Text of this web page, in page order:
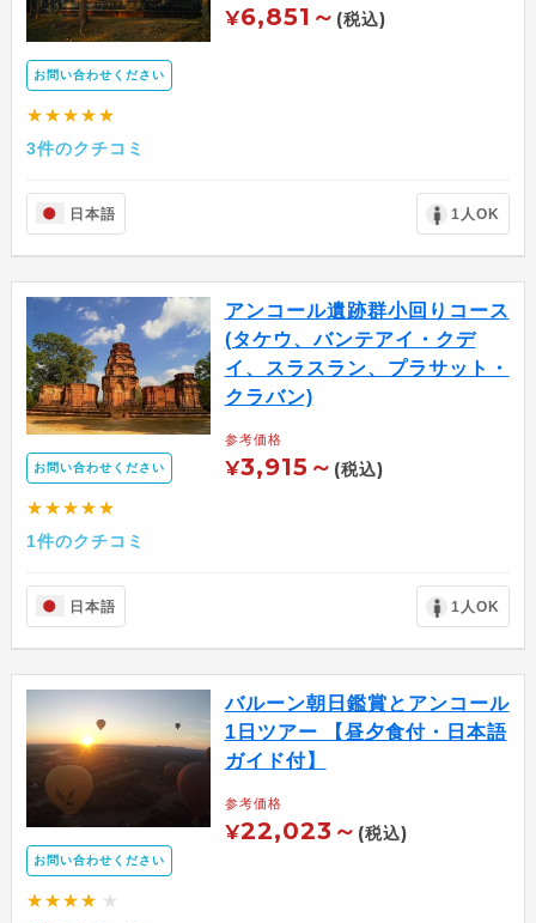
お問い合わせください
★★★★★
3件のクチコミ
¥6,851～ (税込)
日本語 1人OK
お問い合わせください
★★★★★
1件のクチコミ
アンコール遺跡群小回りコース
(タケウ、バンテアイ・クデ
イ、スラスラン、プラサット・
クラバン)
参考価格
¥3,915～ (税込)
日本語 1人OK
お問い合わせください
★★★★ ★
バルーン朝日鑑賞とアンコール
1日ツアー 【昼夕食付・日本語
ガイド付】
参考価格
¥22,023～ (税込)